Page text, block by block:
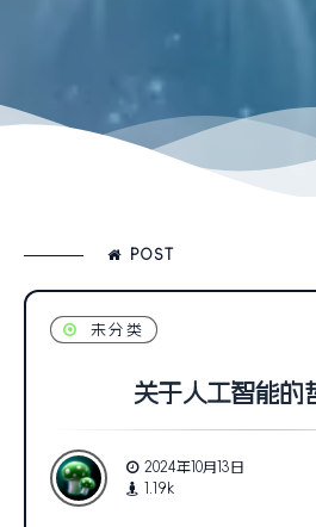
POST
未分类
关于人工智能的
2024年10月13日
1.19k